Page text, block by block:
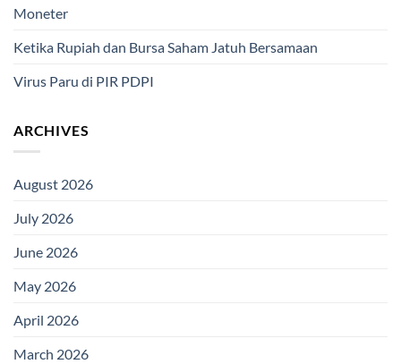
Moneter
Ketika Rupiah dan Bursa Saham Jatuh Bersamaan
Virus Paru di PIR PDPI
ARCHIVES
August 2026
July 2026
June 2026
May 2026
April 2026
March 2026